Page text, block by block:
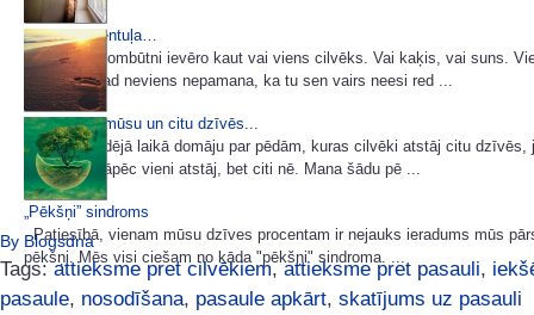
Tu neesi vientuļa…
...Ja tavu prombūtni ievēro kaut vai viens cilvēks. Vai kaķis, vai suns.
tas ir tad, kad neviens nepamana, ka tu sen vairs neesi red ...
Par pēdām mūsu un citu dzīvēs...
“Daudz pēdējā laikā domāju par pēdām, kuras cilvēki atstāj citu dzīvēs,
atstāj. Un kāpēc vieni atstāj, bet citi nē. Mana šādu pē ...
„Pēkšņi” sindroms
Patiesībā, vienam mūsu dzīves procentam ir nejauks ieradums mūs
pēkšņi. Mēs visi ciešam no kāda "pēkšņi" sindroma. ...
By Blogsdna
Tags:attieksme pret cilvēkiem,attieksme pret pasauli,
pasaule, nosodīšana, pasaule apkārt, skatījums uz pasauli